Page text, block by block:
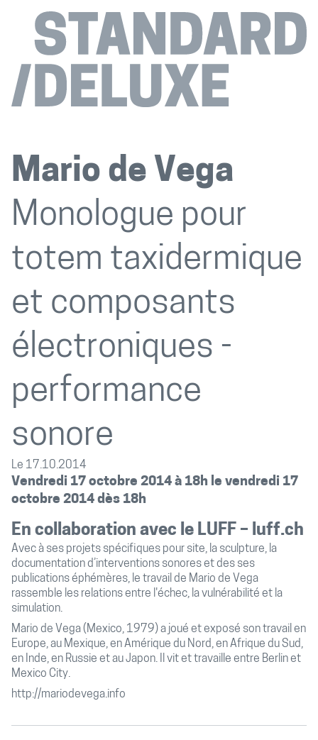
Mario de Vega
Monologue pour
totem taxidermique
et composants
électroniques -
performance
sonore
Le 17.10.2014
Vendredi 17 octobre 2014 à 18h le vendredi 17
octobre 2014 dès 18h
En collaboration avec le LUFF – luff.ch
Avec à ses projets spécifiques pour site, la sculpture, la
documentation d’interventions sonores et des ses
publications éphémères, le travail de Mario de Vega
rassemble les relations entre l'échec, la vulnérabilité et la
simulation.
Mario de Vega (Mexico, 1979) a joué et exposé son travail en
Europe, au Mexique, en Amérique du Nord, en Afrique du Sud,
en Inde, en Russie et au Japon. Il vit et travaille entre Berlin et
Mexico City.
http://mariodevega.info